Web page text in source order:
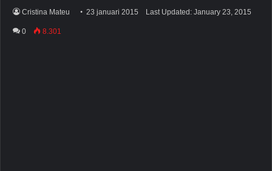
Cristina Mateu 23 januari 2015 Last Updated: January 23, 2015
0 8.301